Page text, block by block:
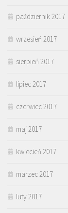
październik 2017
wrzesień 2017
sierpień 2017
lipiec 2017
czerwiec 2017
maj 2017
kwiecień 2017
marzec 2017
luty 2017